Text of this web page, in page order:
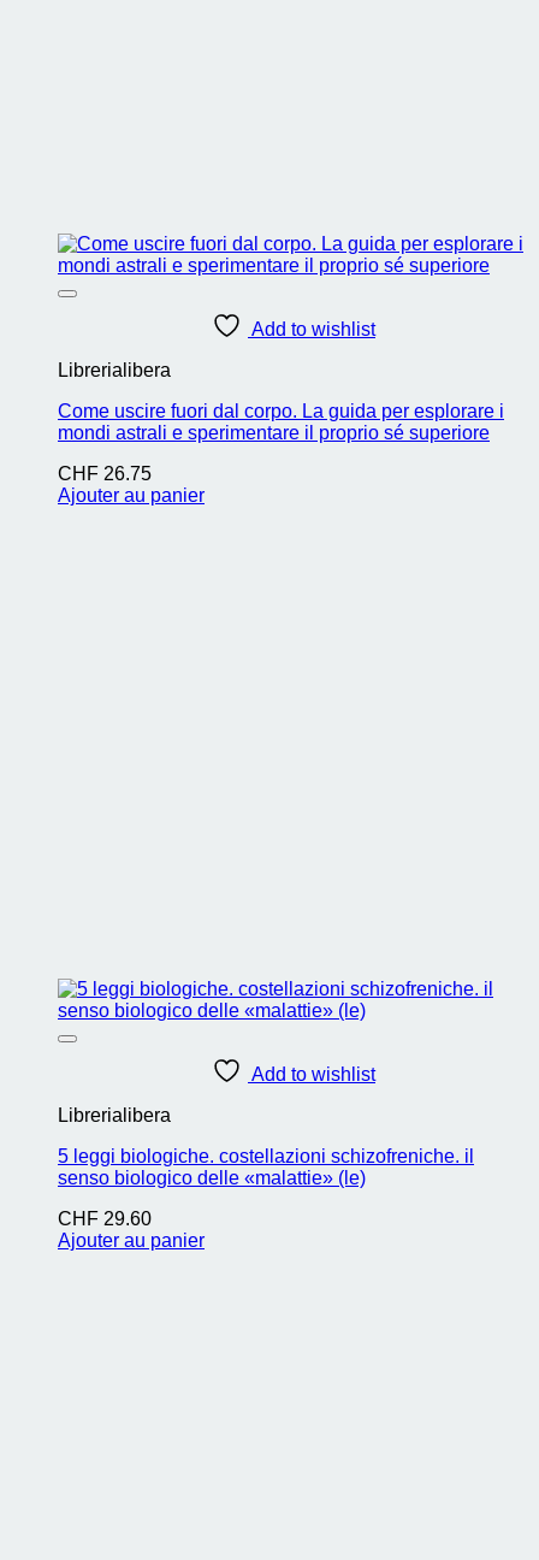
Add to wishlist
Librerialibera
Come uscire fuori dal corpo. La guida per esplorare i
mondi astrali e sperimentare il proprio sé superiore
CHF 26.75
Ajouter au panier
Add to wishlist
Librerialibera
5 leggi biologiche. costellazioni schizofreniche. il
senso biologico delle «malattie» (le)
CHF 29.60
Ajouter au panier